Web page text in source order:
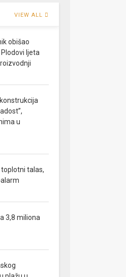
VIEW ALL
obišao
ljeta
u
toplotni talas,
3,8 miliona